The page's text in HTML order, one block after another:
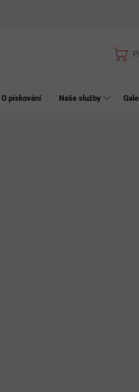
Podmínky
O pískování Naše služby